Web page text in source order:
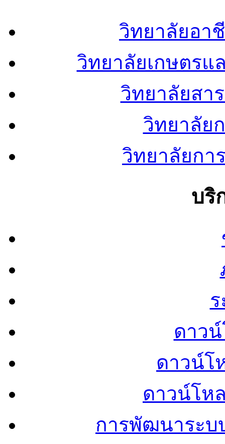
วิทยาลัยอา
วิทยาลัยเกษตรแ
วิทยาลัยสา
วิทยาลัย
วิทยาลัยก
บริ
ดาว
ดาวน์โ
ดาวน์โห
การพัฒนาระ